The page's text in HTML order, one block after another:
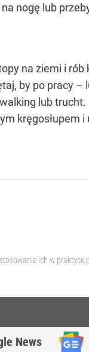
nogę lub
na ziemi i
by po pracy –
lub
kręgosłupem
ich w
News